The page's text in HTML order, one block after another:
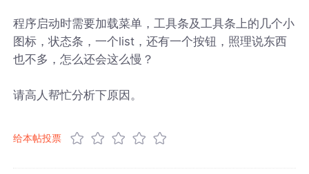
程序启动时需要加载菜单，工具条及工具条上的几个小
图标，状态条，一个list，还有一个按钮，照理说东西
也不多，怎么还会这么慢？
请高人帮忙分析下原因。
给本帖投票